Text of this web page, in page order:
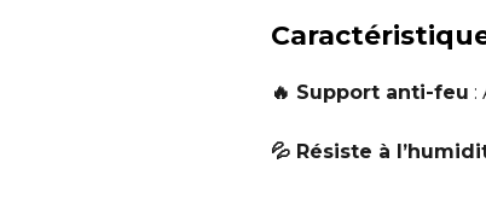
🔥 Support anti-feu :
💦 Résiste à